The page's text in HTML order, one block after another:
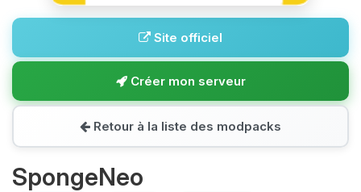
Site officiel
Créer mon serveur
Retour à la liste des modpacks
SpongeNeo